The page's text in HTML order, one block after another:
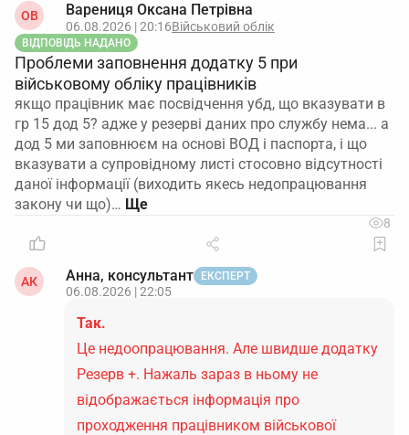
ОВ Варениця Оксана Петрівна
06.08.2026 | 20:16Військовий облік
ВІДПОВІДЬ НАДАНО
Проблеми заповнення додатку 5 при
військовому обліку працівників
якщо працівник має посвідчення убд, що вказувати в
гр 15 дод 5? адже у резерві даних про службу нема... а
дод 5 ми заповнюєм на основі ВОД і паспорта, і що
вказувати а супровідному листі стосовно відсутності
даної інформації (виходить якесь недопрацювання
закону чи що)…
8
АК Анна, консультант ЕКСПЕРТ
06.08.2026 | 22:05
Так.
Це недоопрацювання. Але швидше додатку
Резерв +. Нажаль зараз в ньому не
відображається інформація про
проходження працівником військової